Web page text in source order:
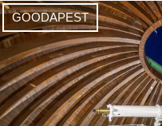
GOODAPEST